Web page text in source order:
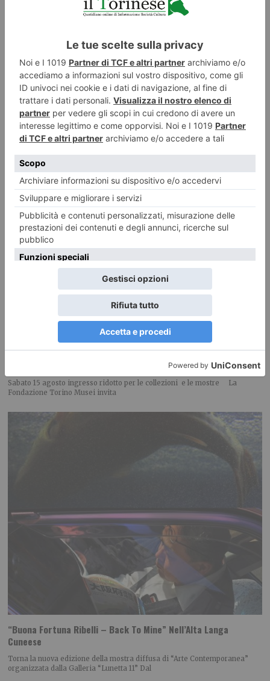
Ryo Kato, l’artista nipponico tutto da scoprire
La mostra nel prossimo marzo 2027 È un artista di origini giapponesi Ryo
Kato, ha quasi
Ferragosto alla Gam, Mao e Palazzo Madama
Sabato 15 agosto ingresso ridotto per le collezioni e le mostre La
Fondazione Torino Musei invita
“Buona Fortuna Ribelli – Back To Mine” Nell’Alta Langa
Cuneese
Torna la nuova edizione della mostra diffusa di “Arte Contemporanea”
organizzata dalla Galleria “Lunetta 11” Dal